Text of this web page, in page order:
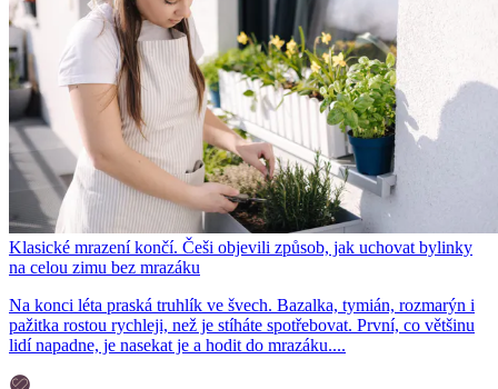
Klasické mrazení končí. Češi objevili způsob, jak uchovat bylinky
na celou zimu bez mrazáku
Na konci léta praská truhlík ve švech. Bazalka, tymián, rozmarýn i
pažitka rostou rychleji, než je stíháte spotřebovat. První, co většinu
lidí napadne, je nasekat je a hodit do mrazáku....